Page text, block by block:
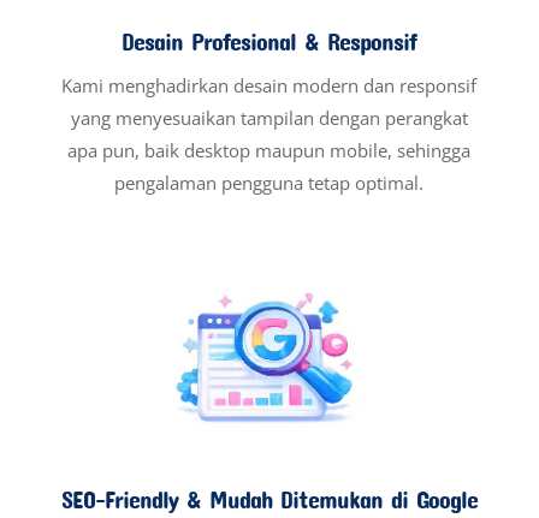
Desain Profesional & Responsif
Kami menghadirkan desain modern dan responsif
yang menyesuaikan tampilan dengan perangkat
apa pun, baik desktop maupun mobile, sehingga
pengalaman pengguna tetap optimal.
SEO-Friendly & Mudah Ditemukan di Google